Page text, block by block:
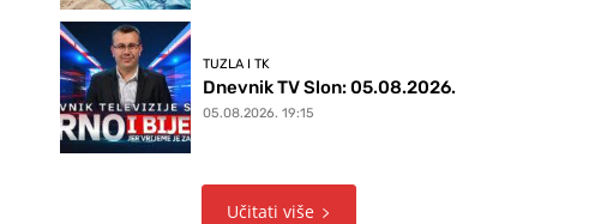
TUZLA I TK
Dnevnik TV Slon: 05.08.2026.
05.08.2026. 19:15
Učitati više